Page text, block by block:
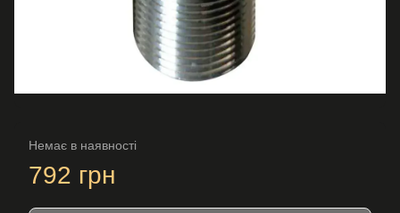
Немає в наявності
792 грн